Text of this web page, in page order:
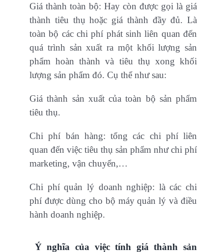
Giá thành toàn bộ: Hay còn được gọi là giá
thành tiêu thụ hoặc giá thành đầy đủ. Là
toàn bộ các chi phí phát sinh liên quan đến
quá trình sản xuất ra một khối lượng sản
phẩm hoàn thành và tiêu thụ xong khối
lượng sản phẩm đó. Cụ thể như sau:
Giá thành sản xuất của toàn bộ sản phẩm
tiêu thụ.
Chi phí bán hàng: tổng các chi phí liên
quan đến việc tiêu thụ sản phẩm như chi phí
marketing, vận chuyển,…
Chi phí quản lý doanh nghiệp: là các chi
phí được dùng cho bộ máy quản lý và điều
hành doanh nghiệp.
Ý nghĩa của việc tính giá thành sản